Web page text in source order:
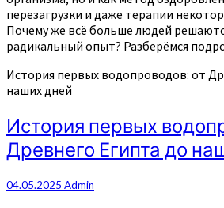
перезагрузки и даже терапии
Почему же всё больше людей
радикальный опыт? Разберёмся
История первых водопроводов: от
наших дней
История первых
Древнего Египта до
04.05.2025 Admin